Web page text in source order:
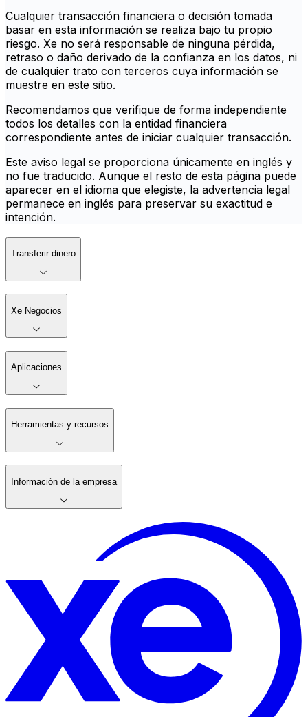
Cualquier transacción financiera o decisión tomada
basar en esta información se realiza bajo tu propio
riesgo. Xe no será responsable de ninguna pérdida,
retraso o daño derivado de la confianza en los datos, ni
de cualquier trato con terceros cuya información se
muestre en este sitio.
Recomendamos que verifique de forma independiente
todos los detalles con la entidad financiera
correspondiente antes de iniciar cualquier transacción.
Este aviso legal se proporciona únicamente en inglés y
no fue traducido. Aunque el resto de esta página puede
aparecer en el idioma que elegiste, la advertencia legal
permanece en inglés para preservar su exactitud e
intención.
Transferir dinero
Xe Negocios
Aplicaciones
Herramientas y recursos
Información de la empresa